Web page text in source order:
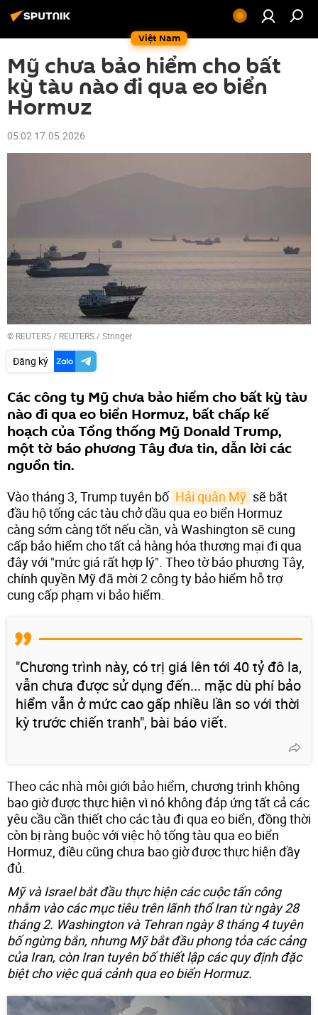
Việt Nam
Mỹ chưa bảo hiểm cho bất
kỳ tàu nào đi qua eo biển
Hormuz
05:02 17.05.2026
© REUTERS/ REUTERS / Stringer
Đăng ký
Các công ty Mỹ chưa bảo hiểm cho bất kỳ tàu
nào đi qua eo biển Hormuz, bất chấp kế
hoạch của Tổng thống Mỹ Donald Trump,
một tờ báo phương Tây đưa tin, dẫn lời các
nguồn tin.
Vào tháng 3, Trump tuyên bố Hải quân Mỹ sẽ bắt
đầu hộ tống các tàu chở dầu qua eo biển Hormuz
càng sớm càng tốt nếu cần, và Washington sẽ cung
cấp bảo hiểm cho tất cả hàng hóa thương mại đi qua
đây với "mức giá rất hợp lý". Theo tờ báo phương Tây,
chính quyền Mỹ đã mời 2 công ty bảo hiểm hỗ trợ
cung cấp phạm vi bảo hiểm.
"Chương trình này, có trị giá lên tới 40 tỷ đô la,
vẫn chưa được sử dụng đến... mặc dù phí bảo
hiểm vẫn ở mức cao gấp nhiều lần so với thời
kỳ trước chiến tranh", bài báo viết.
Theo các nhà môi giới bảo hiểm, chương trình không
bao giờ được thực hiện vì nó không đáp ứng tất cả các
yêu cầu cần thiết cho các tàu đi qua eo biển, đồng thời
còn bị ràng buộc với việc hộ tống tàu qua eo biển
Hormuz, điều cũng chưa bao giờ được thực hiện đầy
đủ.
Mỹ và Israel bắt đầu thực hiện các cuộc tấn công
nhằm vào các mục tiêu trên lãnh thổ Iran từ ngày 28
tháng 2. Washington và Tehran ngày 8 tháng 4 tuyên
bố ngừng bắn, nhưng Mỹ bắt đầu phong tỏa các cảng
của Iran, còn Iran tuyên bố thiết lập các quy định đặc
biệt cho việc quá cảnh qua eo biển Hormuz.